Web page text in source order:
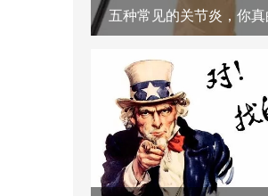
五种常见的关节炎，你